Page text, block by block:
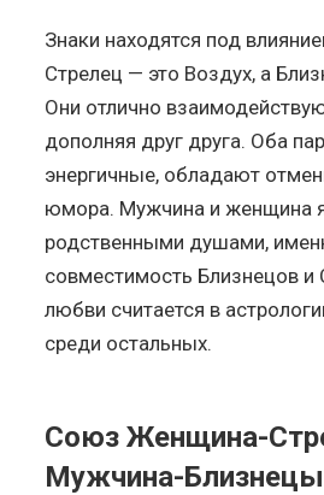
Знаки находятся под
Стрелец — это Воздух, а
Они отлично
дополняя друг друга. Оба
энергичные, обладают
юмора. Мужчина и женщина
родственными душами,
совместимость Близнецов и
любви считается в
среди остальных.
Союз Женщина-
Мужчина-Близнецы